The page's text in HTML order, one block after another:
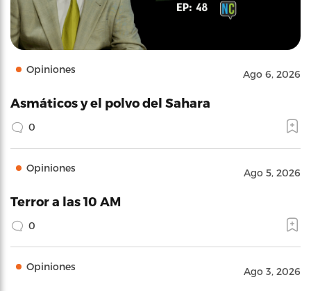
Opiniones Ago 6, 2026
Asmáticos y el polvo del Sahara
0
Opiniones Ago 5, 2026
Terror a las 10 AM
0
Opiniones Ago 3, 2026